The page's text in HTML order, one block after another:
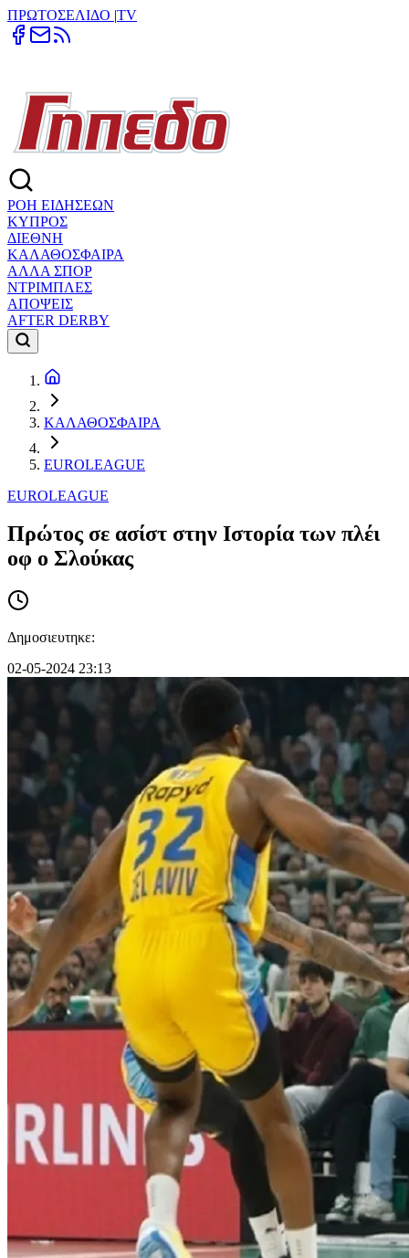
ΠΡΩΤΟΣΕΛΙΔΟ |TV
ΡΟΗ ΕΙΔΗΣΕΩΝ
ΚΥΠΡΟΣ
ΔΙΕΘΝΗ
ΚΑΛΑΘΟΣΦΑΙΡΑ
ΑΛΛΑ ΣΠΟΡ
ΝΤΡΙΜΠΛΕΣ
ΑΠΟΨΕΙΣ
AFTER DERBY
ΚΑΛΑΘΟΣΦΑΙΡΑ
EUROLEAGUE
EUROLEAGUE
Πρώτος σε ασίστ στην Ιστορία των πλέι
οφ ο Σλούκας
Δημοσιευτηκε:
02-05-2024 23:13